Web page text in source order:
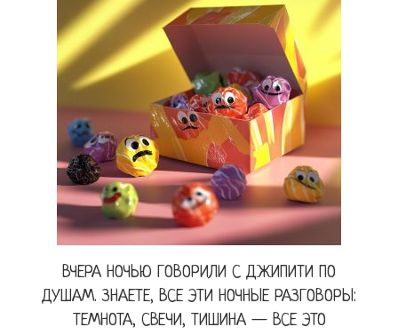
ВЧЕРА НОЧЬЮ ГОВОРИЛИ С ДЖИПИТИ ПО
ДУШАМ. ЗНАЕТЕ, ВСЕ ЭТИ НОЧНЫЕ РАЗГОВОРЫ:
ТЕМНОТА, СВЕЧИ, ТИШИНА — ВСЕ ЭТО